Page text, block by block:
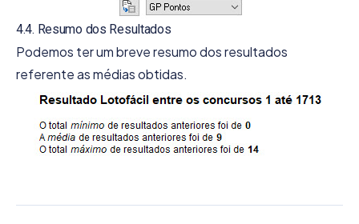
4.4. Resumo dos Resultados
Podemos ter um breve resumo dos resultados
referente as médias obtidas.